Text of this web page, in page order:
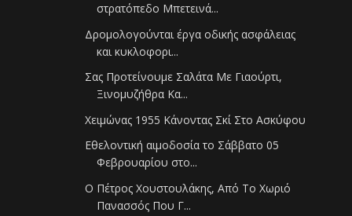
στρατόπεδο Μπετεινά...
Δρομολογούνται έργα οδικής ασφάλειας
και κυκλοφορι...
Σας Προτείνουμε Σαλάτα Με Γιαούρτι,
Ξινομυζήθρα Κα...
Χειμώνας 1955 Κάνοντας Σκί Στο Ασκύφου
Εθελοντική αιμοδοσία το Σάββατο 05
Φεβρουαρίου στο...
Ο Πέτρος Χουστουλάκης, Από Το Χωριό
Πανασσός Που Γ...